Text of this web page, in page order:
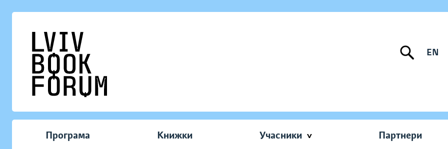
EN
Програма Книжки Учасники Партнери